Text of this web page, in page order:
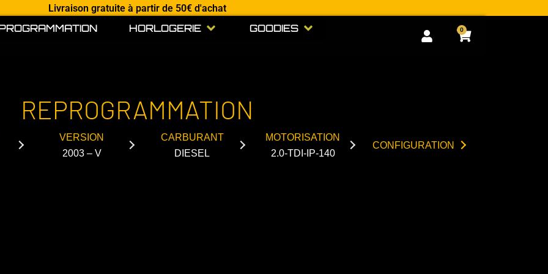
Livraison gratuite à partir de 50€ d'achat
0
Cart
HORLOGERIE Open HORLOGERIE
GOODIES Open GOODIES
REPROGRAMMATION
VERSION
2003 – V
CARBURANT
DIESEL
MOTORISATION
2.0-TDI-IP-140
CONFIGURATION